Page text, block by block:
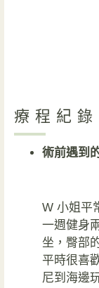
療程紀錄
術前遇到
W 小姐平
一週健身
坐，臀部
平時很喜
尼到海邊